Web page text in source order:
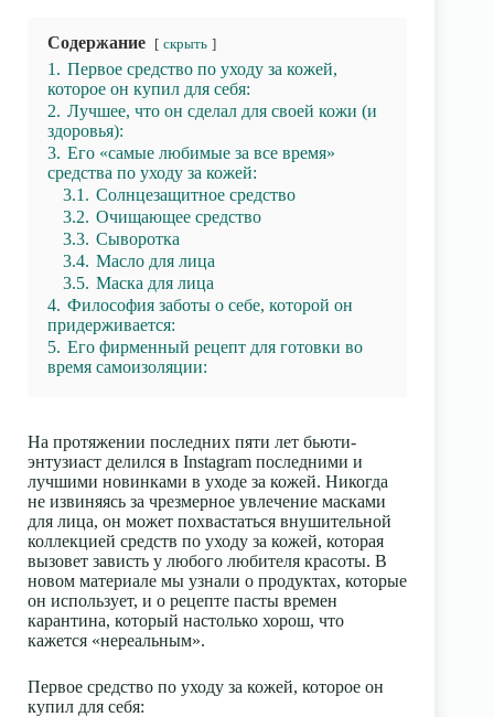
Содержание скрыть
1. Первое средство по уходу за кожей,
которое он купил для себя:
2. Лучшее, что он сделал для своей кожи (и
здоровья):
3. Его «самые любимые за все время»
средства по уходу за кожей:
3.1. Солнцезащитное средство
3.2. Очищающее средство
3.3. Сыворотка
3.4. Масло для лица
3.5. Маска для лица
4. Философия заботы о себе, которой он
придерживается:
5. Его фирменный рецепт для готовки во
время самоизоляции:
На протяжении последних пяти лет бьюти-
энтузиаст делился в Instagram последними и
лучшими новинками в уходе за кожей. Никогда
не извиняясь за чрезмерное увлечение масками
для лица, он может похвастаться внушительной
коллекцией средств по уходу за кожей, которая
вызовет зависть у любого любителя красоты. В
новом материале мы узнали о продуктах, которые
он использует, и о рецепте пасты времен
карантина, который настолько хорош, что
кажется «нереальным».
Первое средство по уходу за кожей, которое он
купил для себя: